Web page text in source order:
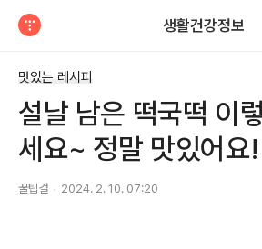
생활건강정보
맛있는 레시피
설날 남은 떡국떡 이
세요~ 정말 맛있어요!
꿀팁걸 2024. 2. 10. 07:20